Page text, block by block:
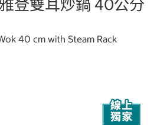
登雙耳炒鍋 40公分
40 cm with Steam Rack